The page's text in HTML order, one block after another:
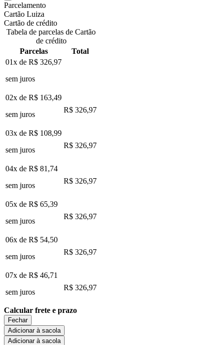
Parcelamento
Cartão Luiza
Cartão de crédito
Tabela de parcelas de Cartão
de crédito
Parcelas
Total
01x de R$ 326,97
sem juros
02x de R$ 163,49
sem juros
R$ 326,97
03x de R$ 108,99
sem juros
R$ 326,97
04x de R$ 81,74
sem juros
R$ 326,97
05x de R$ 65,39
sem juros
R$ 326,97
06x de R$ 54,50
sem juros
R$ 326,97
07x de R$ 46,71
sem juros
R$ 326,97
Calcular frete e prazo
Fechar
Adicionar à sacola
Adicionar à sacola